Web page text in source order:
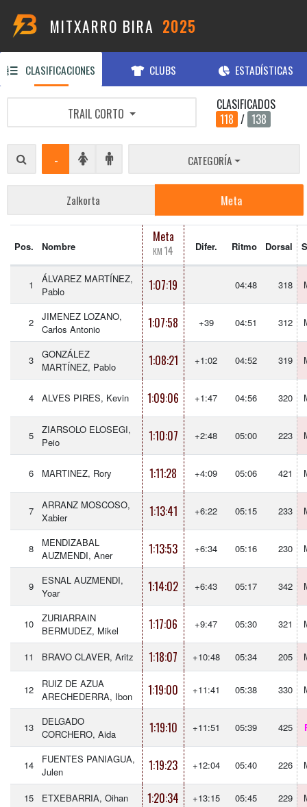
MITXARRO BIRA 2025
CLASIFICACIONES CLUBS ESTADÍSTICAS
TRAIL CORTO
CLASIFICADOS
118 / 138
- CATEGORÍA
Zalkorta Meta
Pos. Nombre
Meta
KM 14 Difer. Ritmo Dorsal
1
ÁLVAREZ MARTÍNEZ,
Pablo
1:07:19 04:48 318
2
JIMENEZ LOZANO,
Carlos Antonio
1:07:58 +39 04:51 312
3
GONZÁLEZ
MARTÍNEZ, Pablo
1:08:21 +1:02 04:52 319
4 ALVES PIRES, Kevin 1:09:06 +1:47 04:56 320
5
ZIARSOLO ELOSEGI,
Peio
1:10:07 +2:48 05:00 223
6 MARTINEZ, Rory 1:11:28 +4:09 05:06 421
7
ARRANZ MOSCOSO,
Xabier
1:13:41 +6:22 05:15 233
8
MENDIZABAL
AUZMENDI, Aner
1:13:53 +6:34 05:16 230
9
ESNAL AUZMENDI,
Yoar
1:14:02 +6:43 05:17 342
10
ZURIARRAIN
BERMUDEZ, Mikel
1:17:06 +9:47 05:30 321
11 BRAVO CLAVER, Aritz 1:18:07 +10:48 05:34 205
12
RUIZ DE AZUA
ARECHEDERRA, Ibon
1:19:00 +11:41 05:38 330
13
DELGADO
CORCHERO, Aida
1:19:10 +11:51 05:39 425
14
FUENTES PANIAGUA,
Julen
1:19:23 +12:04 05:40 226
15 ETXEBARRIA, Oihan 1:20:34 +13:15 05:45 229